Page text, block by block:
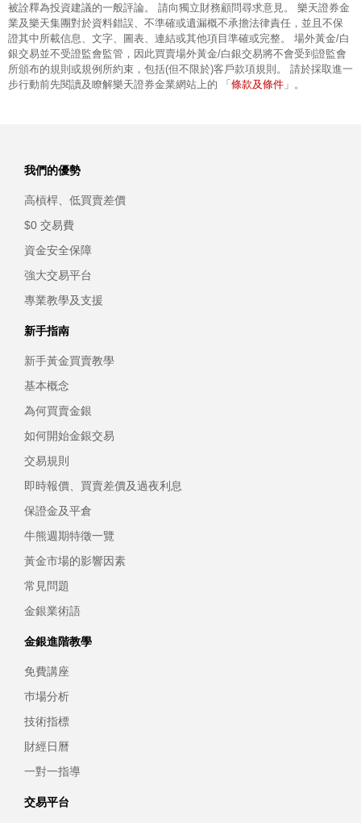
被詮釋為投資建議的一般評論。 請向獨立財務顧問尋求意見。 樂天證券金
業及樂天集團對於資料錯誤、不準確或遺漏概不承擔法律責任，並且不保
證其中所載信息、文字、圖表、連結或其他項目準確或完整。 場外黃金/白
銀交易並不受證監會監管，因此買賣場外黃金/白銀交易將不會受到證監會
所頒布的規則或規例所約束，包括(但不限於)客戶款項規則。 請於採取進一
步行動前先閱讀及瞭解樂天證券金業網站上的 「條款及條件 」。
我們的優勢
高槓桿、低買賣差價
$0 交易費
資金安全保障
強大交易平台
專業教學及支援
新手指南
新手黃金買賣教學
基本概念
為何買賣金銀
如何開始金銀交易
交易規則
即時報價、買賣差價及過夜利息
保證金及平倉
牛熊週期特徵一覽
黃金市場的影響因素
常見問題
金銀業術語
金銀進階教學
免費講座
巿場分析
技術指標
財經日曆
一對一指導
交易平台